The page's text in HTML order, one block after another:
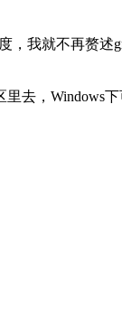
，我就不再赘述
去，Windows